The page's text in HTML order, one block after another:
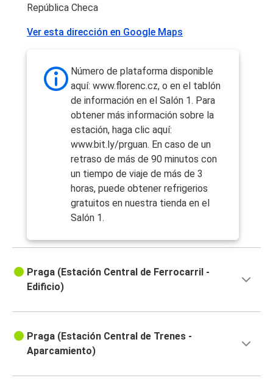
República Checa
Ver esta dirección en Google Maps
Número de plataforma disponible
aquí: www.florenc.cz, o en el tablón
de información en el Salón 1. Para
obtener más información sobre la
estación, haga clic aquí:
www.bit.ly/prguan. En caso de un
retraso de más de 90 minutos con
un tiempo de viaje de más de 3
horas, puede obtener refrigerios
gratuitos en nuestra tienda en el
Salón 1.
Praga (Estación Central de Ferrocarril -
Edificio)
Praga (Estación Central de Trenes -
Aparcamiento)